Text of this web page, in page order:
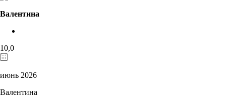
Валентина
10,0
июнь 2026
Валентина